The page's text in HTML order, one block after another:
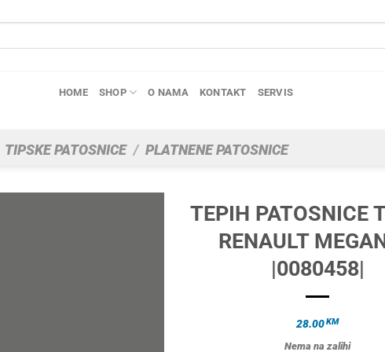
HOME SHOP O NAMA KONTAKT SERVIS
TIPSKE PATOSNICE / PLATNENE PATOSNICE
TEPIH PATOSNICE
RENAULT
|0080458|
28.00KM
Nema na zalihi